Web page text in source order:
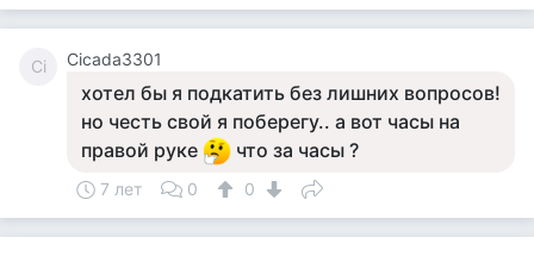
Ci Cicada3301
хотел бы я подкатить без лишних вопросов!
но честь свой я поберегу.. а вот часы на
правой руке
что за часы ?
7 лет 0 0